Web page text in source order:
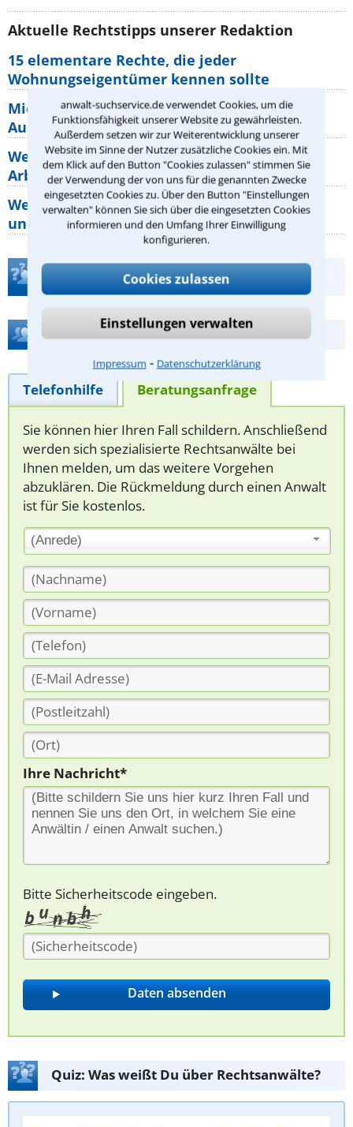
anwalt-suchservice.de verwendet Cookies, um die
Funktionsfähigkeit unserer Website zu gewährleisten.
Außerdem setzen wir zur Weiterentwicklung unserer
Website im Sinne der Nutzer zusätzliche Cookies ein. Mit
dem Klick auf den Button "Cookies zulassen" stimmen Sie
der Verwendung der von uns für die genannten Zwecke
eingesetzten Cookies zu. Über den Button "Einstellungen
verwalten" können Sie sich über die eingesetzten Cookies
informieren und den Umfang Ihrer Einwilligung
konfigurieren.
Cookies zulassen
Einstellungen verwalten
Impressum ⁃ Datenschutzerklärung
Aktuelle Rechtstipps unserer Redaktion
15 elementare Rechte, die jeder
Wohnungseigentümer kennen sollte
Mietpreisbremse 2026: Alle Regeln,
Ausnahmen und Rechte für Mieter
Welche Regeln für Teilnahme, Urlaub,
Arbeitszeit gelten beim
Welche Rechte hat der Käufer eines Pferdes
und wie macht man sie
Teste Dein Rechtswissen
Hilfe bei Ihrer Anwaltsuche?
Telefonhilfe Beratungsanfrage
Sie können hier Ihren Fall schildern. Anschließend
werden sich spezialisierte Rechtsanwälte bei
Ihnen melden, um das weitere Vorgehen
abzuklären. Die Rückmeldung durch einen Anwalt
ist für Sie kostenlos.
(Anrede)
Ihre Nachricht*
Bitte Sicherheitscode eingeben.
Quiz: Was weißt Du über Rechtsanwälte?